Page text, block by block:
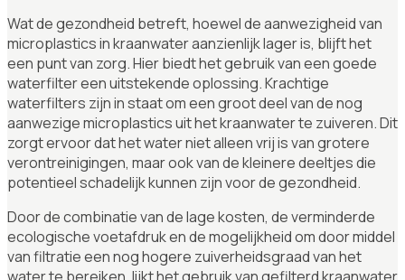
Wat de gezondheid betreft, hoewel de aanwezigheid van
microplastics in kraanwater aanzienlijk lager is, blijft het
een punt van zorg. Hier biedt het gebruik van een goede
waterfilter een uitstekende oplossing. Krachtige
waterfilters zijn in staat om een groot deel van de nog
aanwezige microplastics uit het kraanwater te zuiveren. Dit
zorgt ervoor dat het water niet alleen vrij is van grotere
verontreinigingen, maar ook van de kleinere deeltjes die
potentieel schadelijk kunnen zijn voor de gezondheid.
Door de combinatie van de lage kosten, de verminderde
ecologische voetafdruk en de mogelijkheid om door middel
van filtratie een nog hogere zuiverheidsgraad van het